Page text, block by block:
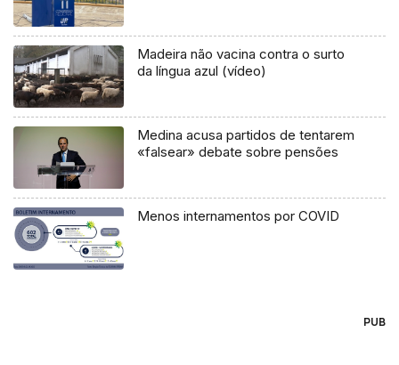
Madeira não vacina contra o surto
da língua azul (vídeo)
Medina acusa partidos de tentarem
«falsear» debate sobre pensões
Menos internamentos por COVID
PUB